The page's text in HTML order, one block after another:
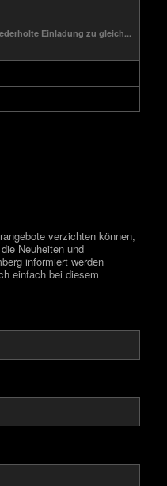
Einladung zu gleich...
verzichten können,
Neuheiten und
informiert werden
einfach bei diesem